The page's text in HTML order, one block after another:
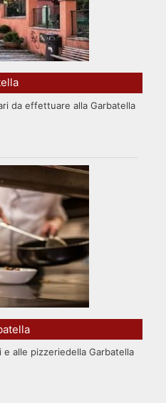
da effettuare alla Garbatella
alle pizzeriedella Garbatella